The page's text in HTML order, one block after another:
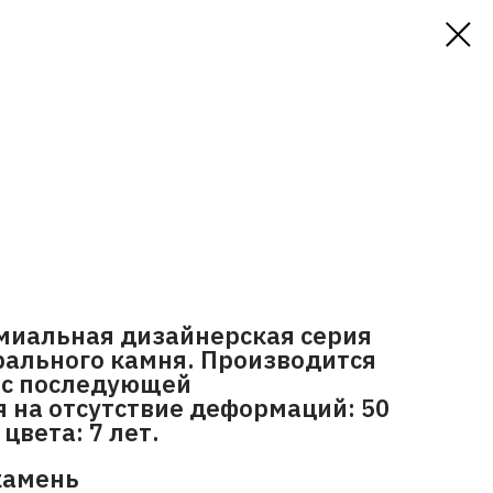
дизайнерская серия
камня. Производится
последующей
отсутствие деформаций: 50
7 лет.